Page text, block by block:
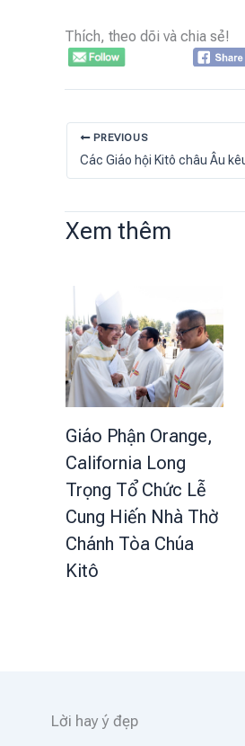
Thích, theo dõi và chia sẻ!
PREVIOUS
Xem thêm
Giáo Phận Orange,
California Long
Trọng Tổ Chức Lễ
Cung Hiến Nhà Thờ
Chánh Tòa Chúa
Kitô
Lời hay ý đẹp